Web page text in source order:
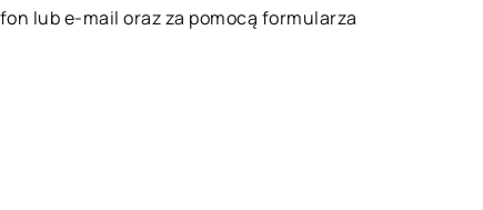
lub e-mail oraz za pomocą formularza